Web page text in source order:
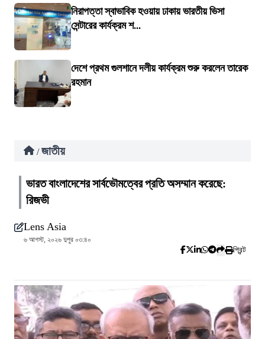
নিরাপত্তা স্বাভাবিক হওয়ায় ঢাকায় ভারতীয় ভিসা
সেন্টারের কার্যক্রম শ...
দেশে প্রথম গুলশানে দলীয় কার্যক্রম শুরু করলেন তারেক
রহমান
/ জাতীয়
ভারত বাংলাদেশের সার্বভৌমত্বের প্রতি অসম্মান করেছে:
রিজভী
Lens Asia
৬ আগস্ট, ২০২৬ দুপুর ০৩:৪০
প্রিন্ট